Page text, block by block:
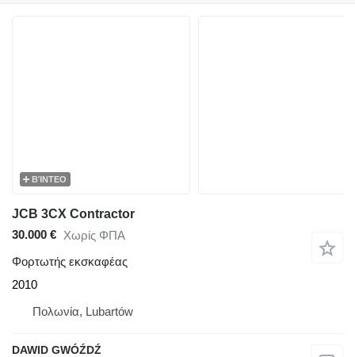
ΒΊΝΤΕΟ
JCB 3CX Contractor
30.000 € Χωρίς ΦΠΑ
Φορτωτής εκσκαφέας
2010
Πολωνία, Lubartów
DAWID GWÓŹDŹ